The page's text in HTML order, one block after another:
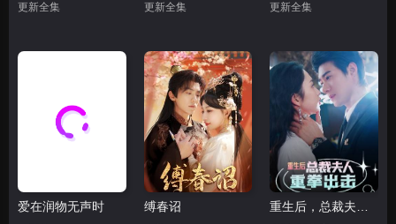
更新全集 更新全集 更新全集
爱在润物无声时 缚春诏